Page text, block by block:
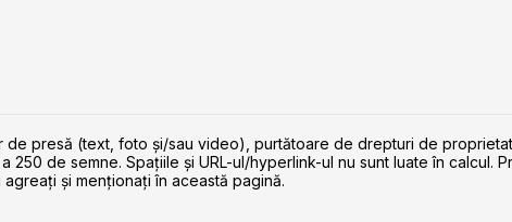
de presă (text, foto și/sau video), purtătoare de drepturi de
250 de semne. Spaţiile şi URL-ul/hyperlink-ul nu sunt luate în calcul.
şi menţionaţi în această pagină.